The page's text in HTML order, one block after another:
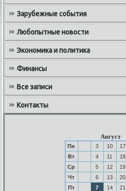
Зарубежные события
Любопытные новости
Экономика и политика
Финансы
Все записи
Контакты
Август
Пн 3 10 17
Вт
4 11 18
Ср
5 12 19
Чт
6 13 20
Пт
7 14 21